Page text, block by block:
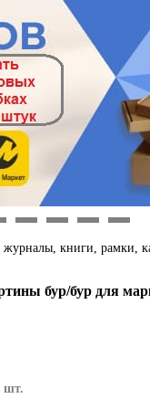
книги, рамки,
бур/бур для
шт.